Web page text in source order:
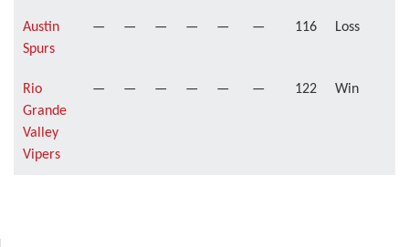
Austin
Spurs
— — — — — — 116 Loss
Rio
Grande
Valley
Vipers
— — — — — — 122 Win